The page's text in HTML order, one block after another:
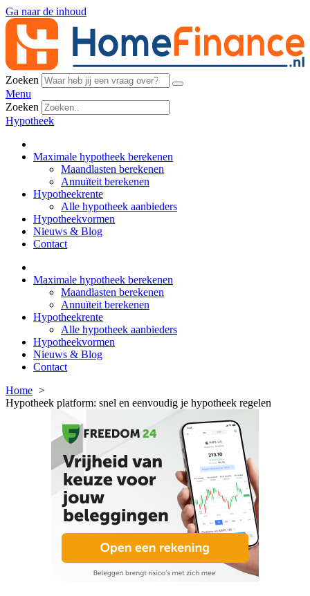
Ga naar de inhoud
Zoeken
Menu
Zoeken
Hypotheek
Maximale hypotheek berekenen
Maandlasten berekenen
Annuïteit berekenen
Hypotheekrente
Alle hypotheek aanbieders
Hypotheekvormen
Nieuws & Blog
Contact
Maximale hypotheek berekenen
Maandlasten berekenen
Annuïteit berekenen
Hypotheekrente
Alle hypotheek aanbieders
Hypotheekvormen
Nieuws & Blog
Contact
Home
Hypotheek platform: snel en eenvoudig je hypotheek regelen